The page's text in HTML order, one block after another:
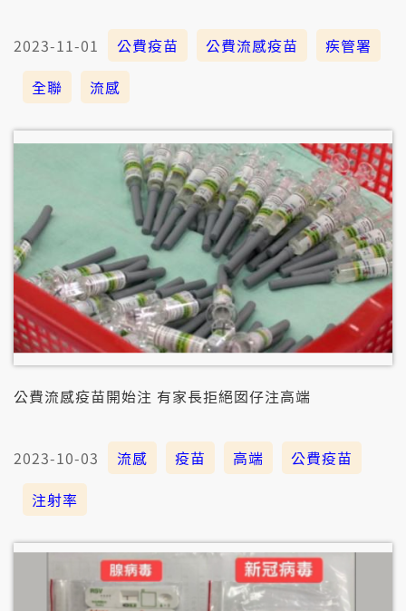
2023-11-01 公費疫苗 公費流感疫苗
疾管署
全聯
流感
公費流感疫苗開始注 有家長拒絕囡仔注高端
2023-10-03 流感 疫苗 高端
公費疫苗
注射率